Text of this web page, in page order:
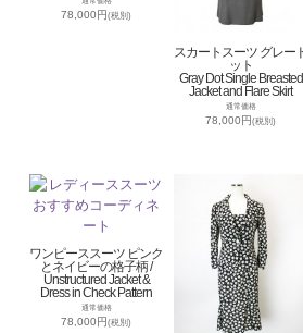
78,000円(税別)
スカートスーツ グレー
ット
Gray Dot Single Breasted
Jacket and Flare Skirt
通常価格
78,000円(税別)
ワンピーススーツ ピンク
とネイビーの格子柄 /
Unstructured Jacket &
Dress in Check Pattern
通常価格
78,000円(税別)